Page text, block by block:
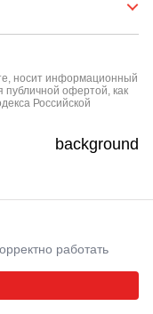
носит информационный
публичной офертой, как
Российской
background
работать